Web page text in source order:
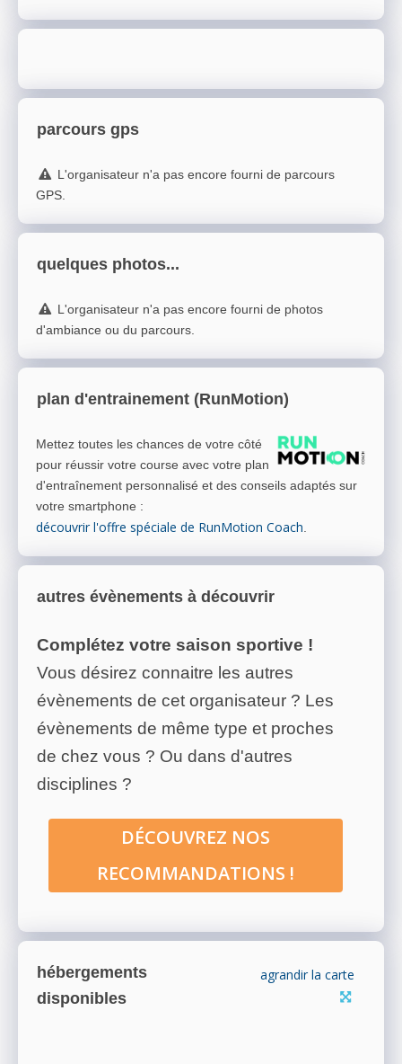
parcours gps
L'organisateur n'a pas encore fourni de parcours
GPS.
quelques photos...
L'organisateur n'a pas encore fourni de photos
d'ambiance ou du parcours.
plan d'entrainement (RunMotion)
Mettez toutes les chances de votre côté
pour réussir votre course avec votre plan
d'entraînement personnalisé et des conseils adaptés sur
votre smartphone :
découvrir l'offre spéciale de RunMotion Coach.
autres évènements à découvrir
Complétez votre saison sportive !
Vous désirez connaitre les autres
évènements de cet organisateur ? Les
évènements de même type et proches
de chez vous ? Ou dans d'autres
disciplines ?
DÉCOUVREZ NOS
RECOMMANDATIONS !
hébergements
disponibles
agrandir la carte